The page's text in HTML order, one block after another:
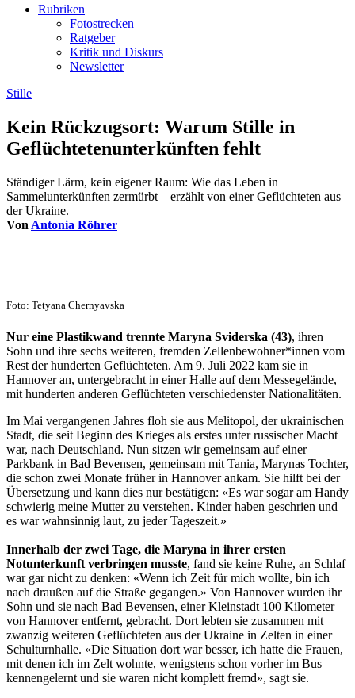
Rubriken
Fotostrecken
Ratgeber
Kritik und Diskurs
Newsletter
Stille
Kein Rückzugsort: Warum Stille in
Geflüchtetenunterkünften fehlt
Ständiger Lärm, kein eigener Raum: Wie das Leben in
Sammelunterkünften zermürbt – erzählt von einer Geflüchteten aus
der Ukraine.
Von Antonia Röhrer
Foto: Tetyana Chernyavska
Nur eine Plastikwand trennte Maryna Sviderska (43), ihren
Sohn und ihre sechs weiteren, fremden Zellenbewohner*innen vom
Rest der hunderten Geflüchteten. Am 9. Juli 2022 kam sie in
Hannover an, untergebracht in einer Halle auf dem Messegelände,
mit hunderten anderen Geflüchteten verschiedenster Nationalitäten.
Im Mai vergangenen Jahres floh sie aus Melitopol, der ukrainischen
Stadt, die seit Beginn des Krieges als erstes unter russischer Macht
war, nach Deutschland. Nun sitzen wir gemeinsam auf einer
Parkbank in Bad Bevensen, gemeinsam mit Tania, Marynas Tochter,
die schon zwei Monate früher in Hannover ankam. Sie hilft bei der
Übersetzung und kann dies nur bestätigen: «Es war sogar am Handy
schwierig meine Mutter zu verstehen. Kinder haben geschrien und
es war wahnsinnig laut, zu jeder Tageszeit.»
Innerhalb der zwei Tage, die Maryna in ihrer ersten
Notunterkunft verbringen musste, fand sie keine Ruhe, an Schlaf
war gar nicht zu denken: «Wenn ich Zeit für mich wollte, bin ich
nach draußen auf die Straße gegangen.» Von Hannover wurden ihr
Sohn und sie nach Bad Bevensen, einer Kleinstadt 100 Kilometer
von Hannover entfernt, gebracht. Dort lebten sie zusammen mit
zwanzig weiteren Geflüchteten aus der Ukraine in Zelten in einer
Schulturnhalle. «Die Situation dort war besser, ich hatte die Frauen,
mit denen ich im Zelt wohnte, wenigstens schon vorher im Bus
kennengelernt und sie waren nicht komplett fremd», sagt sie.